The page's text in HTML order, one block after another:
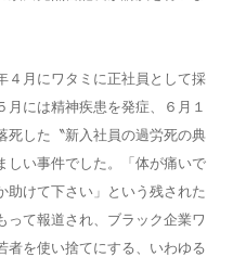
４月にワタミに正社員として採
月には精神疾患を発症、６月１
死した〝新入社員の過労死の典
しい事件でした。「体が痛いで
助けて下さい」という残された
って報道され、ブラック企業ワ
者を使い捨てにする、いわゆる